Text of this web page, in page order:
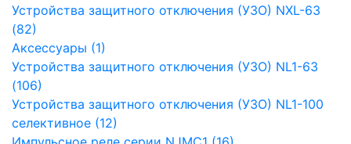
Устройства защитного отключения (УЗО) NXL-63
(82)
Аксессуары (1)
Устройства защитного отключения (УЗО) NL1-63
(106)
Устройства защитного отключения (УЗО) NL1-100
селективное (12)